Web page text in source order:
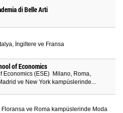
di Belle Arti
İngiltere ve Fransa
of Economics
Economics (ESE) Milano, Roma,
ve New York kampüslerinde...
ve Roma kampüslerinde Moda